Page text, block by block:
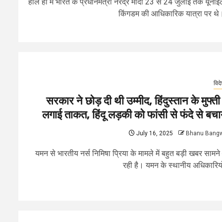
किंगडम की आधिकारिक यात्रा पर
सरकार ने छोड़ दी थी उम्मीद, हिंदुस्तान के
लगाई ताकत, हिंदू लड़की को फांसी से फंदे से
July 16, 2025 Bhanu
यमन से भारतीय नर्स निमिषा प्रिया के मामले में बहुत बड़ी खबर
रही है। यमन के स्थानीय